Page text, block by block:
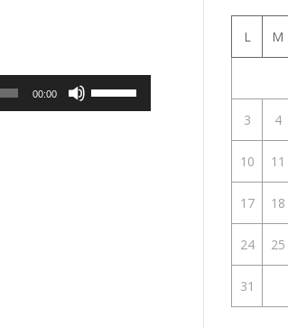
00:00
L M
3 4
10 11
17 18
24 25
31